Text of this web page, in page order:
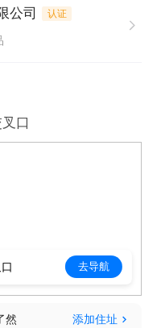
摆放，做好防护、捆
损。
认装货时间、运输路
流异常、延误、破损
公司 认证
口
去导航
然 添加住址